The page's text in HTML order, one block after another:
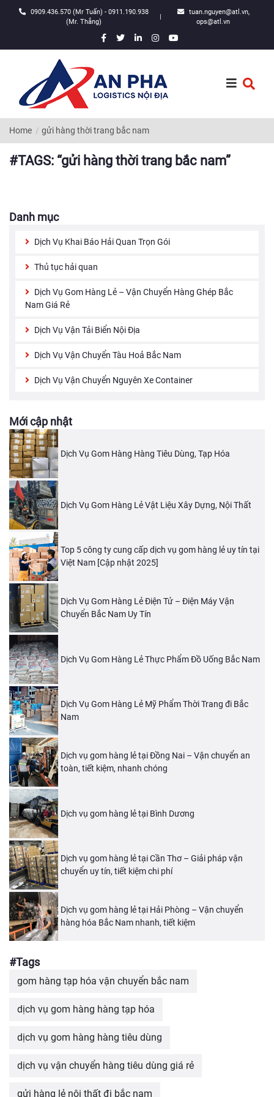
0909.436.570 (Mr Tuấn) - 0911.190.938
(Mr. Thắng)
|
tuan.nguyen@atl.vn,
ops@atl.vn
Home gửi hàng thời trang bắc nam
#TAGS: “gửi hàng thời trang bắc nam”
Danh mục
Dịch Vụ Khai Báo Hải Quan Trọn Gói
Thủ tục hải quan
Dịch Vụ Gom Hàng Lẻ – Vận Chuyển Hàng Ghép Bắc
Nam Giá Rẻ
Dịch Vụ Vận Tải Biển Nội Địa
Dịch Vụ Vận Chuyển Tàu Hoả Bắc Nam
Dịch Vụ Vận Chuyển Nguyên Xe Container
Mới cập nhật
Dịch Vụ Gom Hàng Hàng Tiêu Dùng, Tạp Hóa
Dịch Vụ Gom Hàng Lẻ Vật Liệu Xây Dựng, Nội Thất
Top 5 công ty cung cấp dịch vụ gom hàng lẻ uy tín tại
Việt Nam [Cập nhật 2025]
Dịch Vụ Gom Hàng Lẻ Điện Tử – Điện Máy Vận
Chuyển Bắc Nam Uy Tín
Dịch Vụ Gom Hàng Lẻ Thực Phẩm Đồ Uống Bắc Nam
Dịch Vụ Gom Hàng Lẻ Mỹ Phẩm Thời Trang đi Bắc
Nam
Dịch vụ gom hàng lẻ tại Đồng Nai – Vận chuyển an
toàn, tiết kiệm, nhanh chóng
Dịch vụ gom hàng lẻ tại Bình Dương
Dịch vụ gom hàng lẻ tại Cần Thơ – Giải pháp vận
chuyển uy tín, tiết kiệm chi phí
Dịch vụ gom hàng lẻ tại Hải Phòng – Vận chuyển
hàng hóa Bắc Nam nhanh, tiết kiệm
#Tags
gom hàng tạp hóa vận chuyển bắc nam
dịch vụ gom hàng hàng tạp hóa
dịch vụ gom hàng hàng tiêu dùng
dịch vụ vận chuyển hàng tiêu dùng giá rẻ
gửi hàng lẻ nội thất đi bắc nam